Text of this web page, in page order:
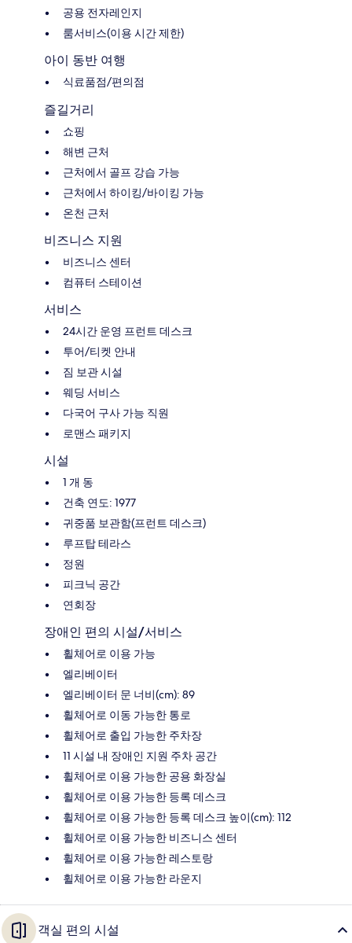
공용 전자레인지
룸서비스(이용 시간 제한)
아이 동반 여행
식료품점/편의점
즐길거리
쇼핑
해변 근처
근처에서 골프 강습 가능
근처에서 하이킹/바이킹 가능
온천 근처
비즈니스 지원
비즈니스 센터
컴퓨터 스테이션
서비스
24시간 운영 프런트 데스크
투어/티켓 안내
짐 보관 시설
웨딩 서비스
다국어 구사 가능 직원
로맨스 패키지
시설
1 개 동
건축 연도: 1977
귀중품 보관함(프런트 데스크)
루프탑 테라스
정원
피크닉 공간
연회장
장애인 편의 시설/서비스
휠체어로 이용 가능
엘리베이터
엘리베이터 문 너비(cm): 89
휠체어로 이동 가능한 통로
휠체어로 출입 가능한 주차장
11 시설 내 장애인 지원 주차 공간
휠체어로 이용 가능한 공용 화장실
휠체어로 이용 가능한 등록 데스크
휠체어로 이용 가능한 등록 데스크 높이(cm): 112
휠체어로 이용 가능한 비즈니스 센터
휠체어로 이용 가능한 레스토랑
휠체어로 이용 가능한 라운지
객실 편의 시설